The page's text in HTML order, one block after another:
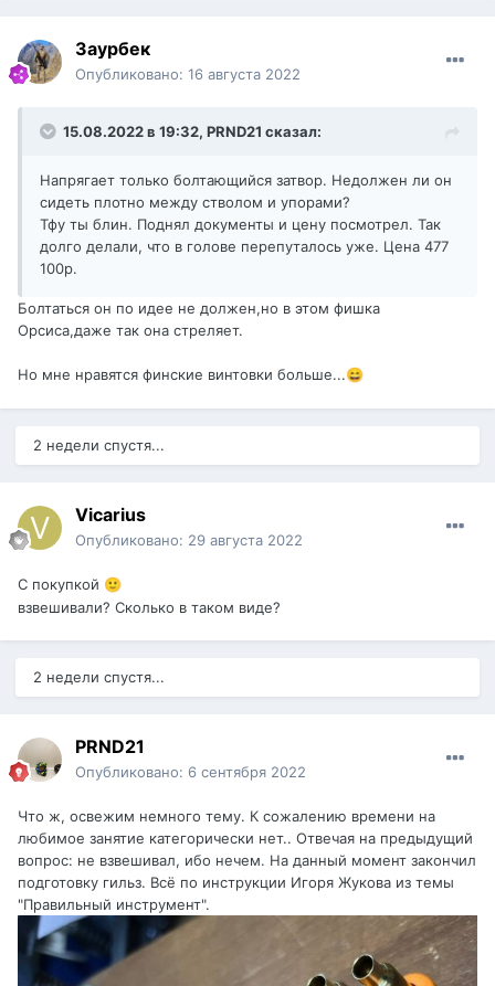
Заурбек
Опубликовано: 16 августа 2022
15.08.2022 в 19:32, PRND21 сказал:
Напрягает только болтающийся затвор. Недолжен ли он
сидеть плотно между стволом и упорами?
Тфу ты блин. Поднял документы и цену посмотрел. Так
долго делали, что в голове перепуталось уже. Цена 477
100р.
Болтаться он по идее не должен,но в этом фишка
Орсиса,даже так она стреляет.
Но мне нравятся финские винтовки больше...😄
2 недели спустя...
Vicarius
Опубликовано: 29 августа 2022
С покупкой 🙂
взвешивали? Сколько в таком виде?
2 недели спустя...
PRND21
Опубликовано: 6 сентября 2022
Что ж, освежим немного тему. К сожалению времени на
любимое занятие категорически нет.. Отвечая на предыдущий
вопрос: не взвешивал, ибо нечем. На данный момент закончил
подготовку гильз. Всё по инструкции Игоря Жукова из темы
"Правильный инструмент".